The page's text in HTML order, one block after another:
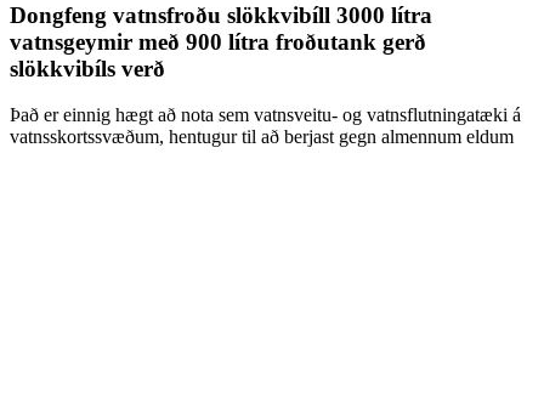
Dongfeng vatnsfroðu slökkvibíll 3000 lítra
vatnsgeymir með 900 lítra froðutank gerð
slökkvibíls verð
Það er einnig hægt að nota sem vatnsveitu- og vatnsflutningatæki á
vatnsskortssvæðum, hentugur til að berjast gegn almennum eldum